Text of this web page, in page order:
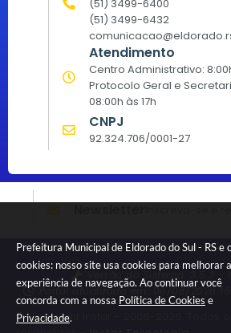
Prefeitura Municipal de Eldorado do Sul - RS e
cookies: nosso site usa cookies para melhorar
experiência de navegação. Ao continuar você
concorda com a nossa Política de Cookies e
Privacidade.
(51) 3499-6400
(51) 3499-6432
Atendimento
Centro Administrativo:
Protocolo Geral e
08:00h às 17h
CNPJ
92.324.706/0001-27
Versão do Sistema:
3.5.3
Portal atualizado em: 06/08/2026
© Copyright Instar - 2006-2026. Todos